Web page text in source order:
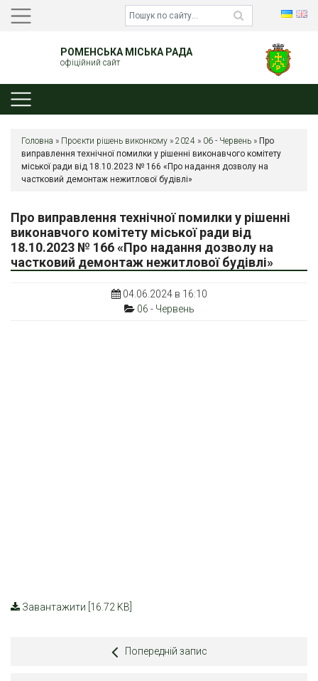
РОМЕНСЬКА МІСЬКА РАДА
офіційний сайт
Головна » Проєкти рішень виконкому » 2024 » 06 - Червень » Про
виправлення технічної помилки у рішенні виконавчого комітету
міської ради від 18.10.2023 № 166 «Про надання дозволу на
частковий демонтаж нежитлової будівлі»
Про виправлення технічної помилки у рішенні
виконавчого комітету міської ради від
18.10.2023 № 166 «Про надання дозволу на
частковий демонтаж нежитлової будівлі»
04.06.2024 в 16:10
06 - Червень
Завантажити [16.72 KB]
Попередній запис